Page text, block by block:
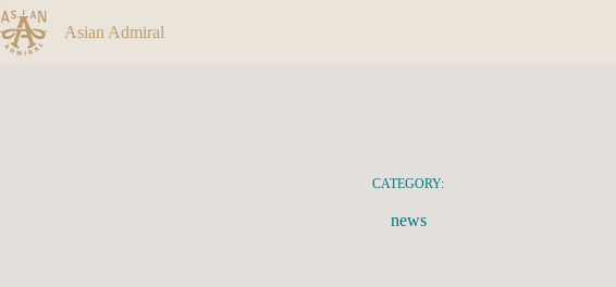
Asian Admiral
CATEGORY:
news